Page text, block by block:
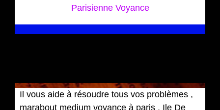
Parisienne Voyance
Il vous aide à résoudre tous vos problèmes ,
marabout medium voyance à paris , Ile De